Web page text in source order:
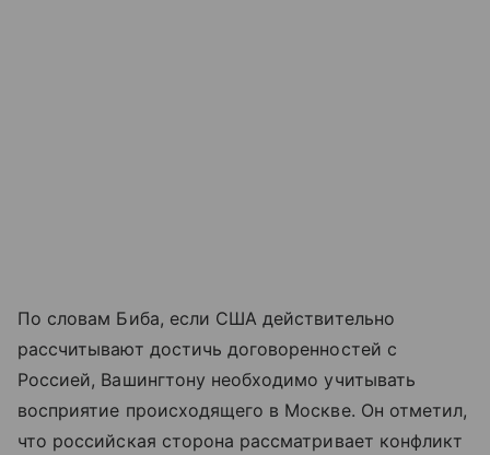
По словам Биба, если США действительно
рассчитывают достичь договоренностей с
Россией, Вашингтону необходимо учитывать
восприятие происходящего в Москве. Он отметил,
что российская сторона рассматривает конфликт